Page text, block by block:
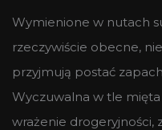
Wymienione w nutach
rzeczywiście obecne,
przyjmują postać
Wyczuwalna w tle
wrażenie drogeryjności,